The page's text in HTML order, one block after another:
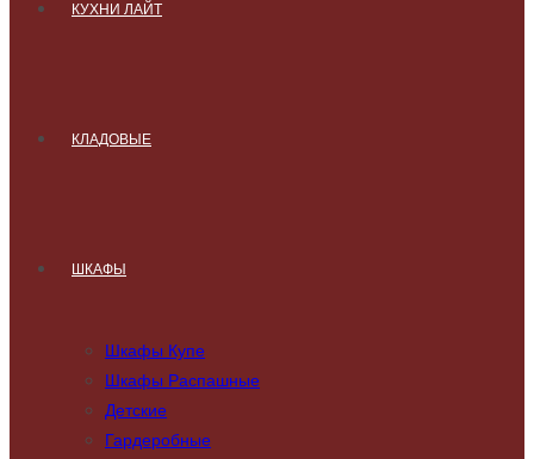
КУХНИ ЛАЙТ
КЛАДОВЫЕ
ШКАФЫ
Шкафы Купе
Шкафы Распашные
Детские
Гардеробные